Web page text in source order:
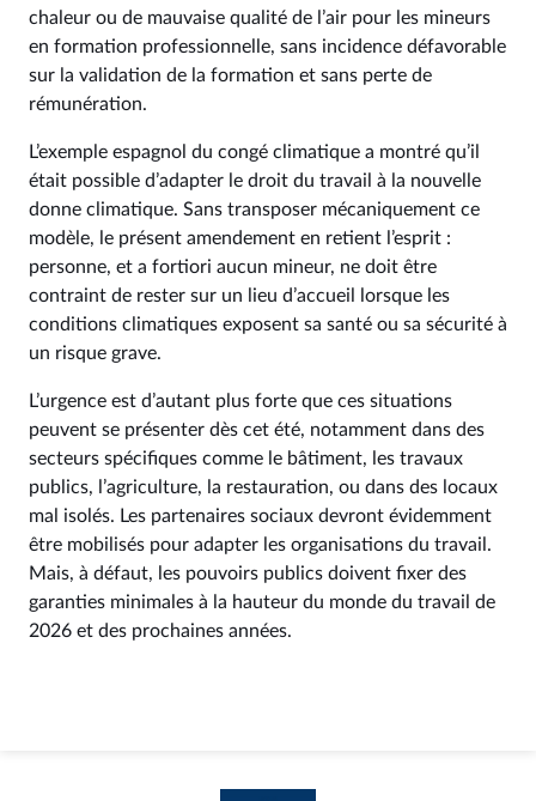
chaleur ou de mauvaise qualité de l’air pour les mineurs
en formation professionnelle, sans incidence défavorable
sur la validation de la formation et sans perte de
rémunération.
L’exemple espagnol du congé climatique a montré qu’il
était possible d’adapter le droit du travail à la nouvelle
donne climatique. Sans transposer mécaniquement ce
modèle, le présent amendement en retient l’esprit :
personne, et a fortiori aucun mineur, ne doit être
contraint de rester sur un lieu d’accueil lorsque les
conditions climatiques exposent sa santé ou sa sécurité à
un risque grave.
L’urgence est d’autant plus forte que ces situations
peuvent se présenter dès cet été, notamment dans des
secteurs spécifiques comme le bâtiment, les travaux
publics, l’agriculture, la restauration, ou dans des locaux
mal isolés. Les partenaires sociaux devront évidemment
être mobilisés pour adapter les organisations du travail.
Mais, à défaut, les pouvoirs publics doivent fixer des
garanties minimales à la hauteur du monde du travail de
2026 et des prochaines années.